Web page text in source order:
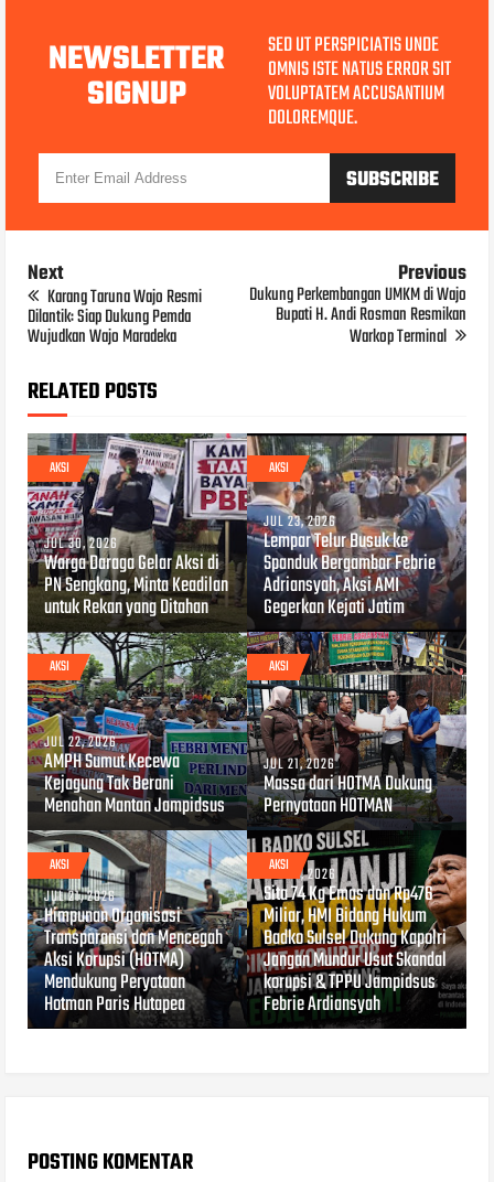
NEWSLETTER
SIGNUP
SED UT PERSPICIATIS UNDE
OMNIS ISTE NATUS ERROR SIT
VOLUPTATEM ACCUSANTIUM
DOLOREMQUE.
Next
Karang Taruna Wajo Resmi
Dilantik: Siap Dukung Pemda
Wujudkan Wajo Maradeka
Previous
Dukung Perkembangan UMKM di Wajo
Bupati H. Andi Rosman Resmikan
Warkop Terminal
RELATED POSTS
AKSI
JUL 30, 2026
Warga Daraga Gelar Aksi di
PN Sengkang, Minta Keadilan
untuk Rekan yang Ditahan
AKSI
JUL 23, 2026
Lempar Telur Busuk ke
Spanduk Bergambar Febrie
Adriansyah, Aksi AMI
Gegerkan Kejati Jatim
AKSI
JUL 22, 2026
AMPH Sumut Kecewa
Kejagung Tak Berani
Menahan Mantan Jampidsus
AKSI
JUL 21, 2026
Massa dari HOTMA Dukung
Pernyataan HOTMAN
AKSI
JUL 21, 2026
Himpunan Organisasi
Transparansi dan Mencegah
Aksi Korupsi (HOTMA)
Mendukung Peryataan
Hotman Paris Hutapea
AKSI
JUL 10, 2026
Sita 74 Kg Emas dan Rp476
Miliar, HMI Bidang Hukum
Badko Sulsel Dukung Kapolri
Jangan Mundur Usut Skandal
korupsi & TPPU Jampidsus
Febrie Ardiansyah
POSTING KOMENTAR